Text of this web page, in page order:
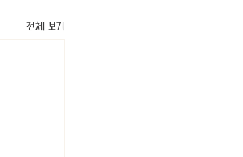
전체 보기